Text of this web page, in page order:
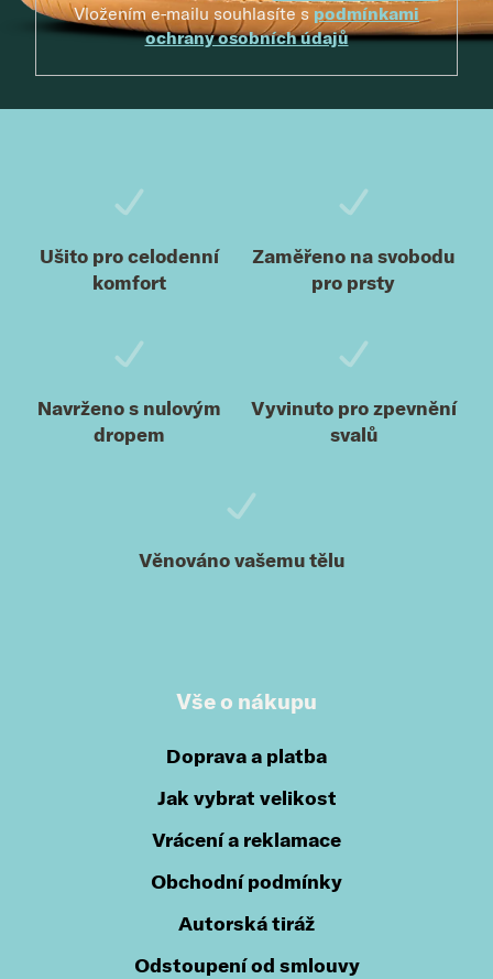
Vložením e-mailu souhlasíte s podmínkami
ochrany osobních údajů
Ušito pro celodenní
komfort
Zaměřeno na svobodu
pro prsty
Navrženo s nulovým
dropem
Vyvinuto pro zpevnění
svalů
Věnováno vašemu tělu
Vše o nákupu
Doprava a platba
Jak vybrat velikost
Vrácení a reklamace
Obchodní podmínky
Autorská tiráž
Odstoupení od smlouvy